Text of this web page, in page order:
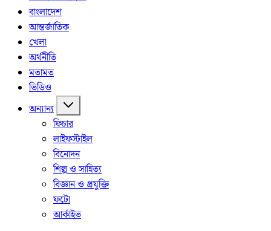
বাংলাদেশ
আন্তর্জাতিক
খেলা
অর্থনীতি
মতামত
ভিডিও
অন্যান্য
ফিচার
লাইফস্টাইল
বিনোদন
শিল্প ও সাহিত্য
বিজ্ঞান ও প্রযুক্তি
ফটো
আর্কাইভ